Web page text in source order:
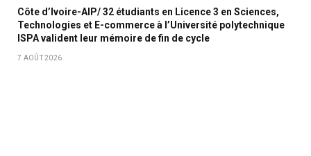
Côte d’Ivoire-AIP/ 32 étudiants en Licence 3 en Sciences,
Technologies et E-commerce à l’Université polytechnique
ISPA valident leur mémoire de fin de cycle
7 AOÛT 2026